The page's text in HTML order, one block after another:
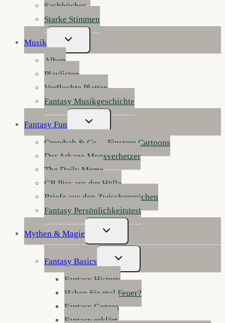
Sachbücher
Starke Stimmen
Musik
Untermenü
Umschalten
Alben
Playlisten
Verfluchte Platten
Fantasy Musikgeschichte
Fantasy Fun
Untermenü
Umschalten
Crowbah & Co. – Finstere Cartoons
Der Arkane Moosverhetzer
The Daily Meme
GB Pics aus der Hölle
Briefe aus den Zwischenreichen
Fantasy Persönlichkeitstest
Mythen & Magie
Untermenü
Umschalten
Fantasy Basics
Untermenü
Umschalten
Fantasy History
Haben Sie mal Feuer?
Fantasy Genres
Fantasy erklärt